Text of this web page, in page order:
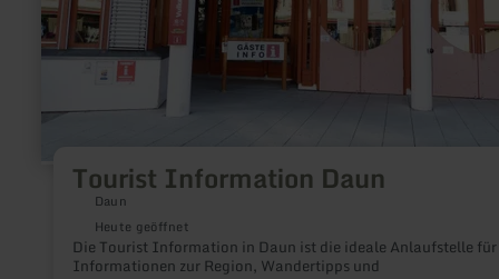
Tourist Information Daun
Daun
Heute geöffnet
Die Tourist Information in Daun ist die ideale Anlaufstelle für
Informationen zur Region, Wandertipps und